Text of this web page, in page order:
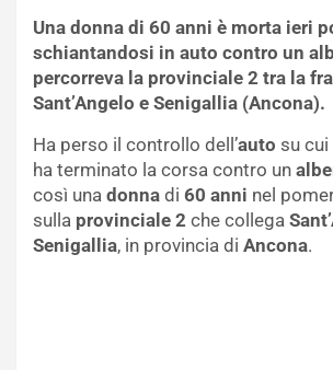
Una donna di 60 anni è morta ieri
schiantandosi in auto contro un
percorreva la provinciale 2 tra la
Sant’Angelo e Senigallia (Ancona).
Ha perso il controllo dell’auto su
ha terminato la corsa contro un
così una donna di 60 anni nel
sulla provinciale 2 che collega
Senigallia, in provincia di Ancona.